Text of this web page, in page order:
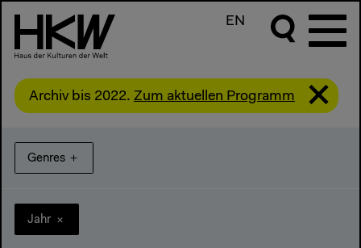
EN
Archiv bis 2022. Zum aktuellen Programm
Genres ＋
Jahr＋